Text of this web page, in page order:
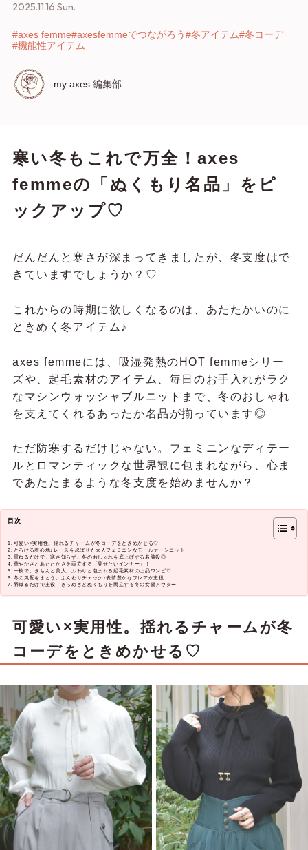
2025.11.16 Sun.
#axes femme#axesfemmeでつながろう#冬アイテム#冬コーデ
#機能性アイテム
my axes 編集部
寒い冬もこれで万全！axes
femmeの「ぬくもり名品」をピ
ックアップ♡
だんだんと寒さが深まってきましたが、冬支度はで
きていますでしょうか？♡
これからの時期に欲しくなるのは、あたたかいのに
ときめく冬アイテム♪
axes femmeには、吸湿発熱のHOT femmeシリー
ズや、起毛素材のアイテム、毎日のお手入れがラク
なマシンウォッシャブルニットまで、冬のおしゃれ
を支えてくれるあったか名品が揃っています◎
ただ防寒するだけじゃない。フェミニンなディテー
ルとロマンティックな世界観に包まれながら、心ま
であたたまるような冬支度を始めませんか？
目次
可愛い×実用性。揺れるチャームが冬コーデをときめかせる♡
とろける着心地♪レースを忍ばせた大人フェミニンなモールヤーンニット
重ねるだけで、寒さ知らず。冬のおしゃれを底上げする名脇役◎
華やかさとあたたかさを両立する「見せたいインナー」！
一枚で、きちんと美人。ふわりと包まれる起毛素材の上品ワンピ♡
冬の気配をまとう、ふんわりチェック♪表情豊かなフレアが主役
羽織るだけで主役！きらめきとぬくもりを両立する冬の女優アウター
可愛い×実用性。揺れるチャームが冬
コーデをときめかせる♡